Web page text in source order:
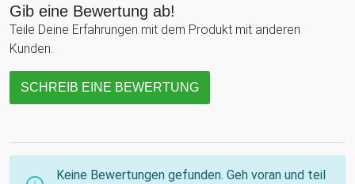
Gib eine Bewertung ab!
Teile Deine Erfahrungen mit dem Produkt mit anderen
Kunden.
SCHREIB EINE BEWERTUNG
Keine Bewertungen gefunden. Geh voran und teil